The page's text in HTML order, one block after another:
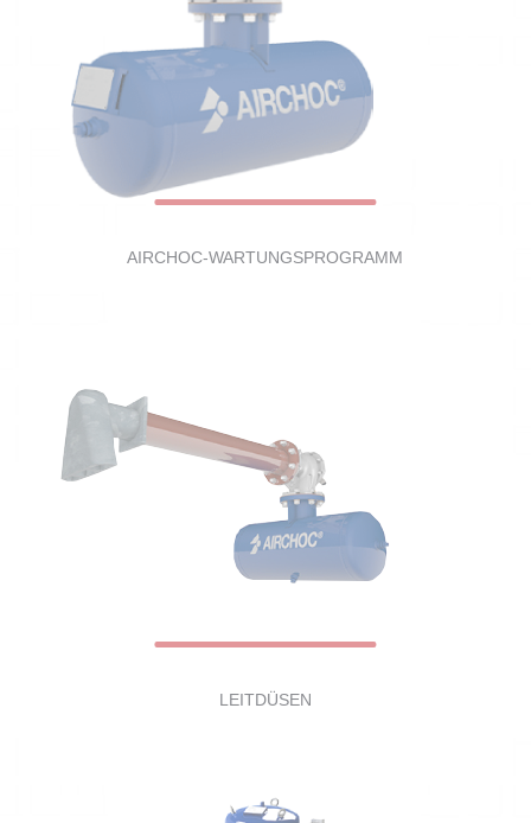
AIRCHOC-WARTUNGSPROGRAMM
LEITDÜSEN